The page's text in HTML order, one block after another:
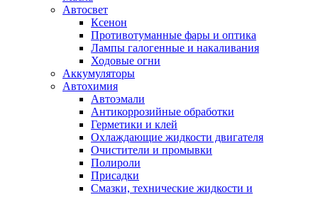
Автосвет
Ксенон
Противотуманные фары и оптика
Лампы галогенные и накаливания
Ходовые огни
Аккумуляторы
Автохимия
Автоэмали
Антикоррозийные обработки
Герметики и клей
Охлаждающие жидкости двигателя
Очистители и промывки
Полироли
Присадки
Смазки, технические жидкости и